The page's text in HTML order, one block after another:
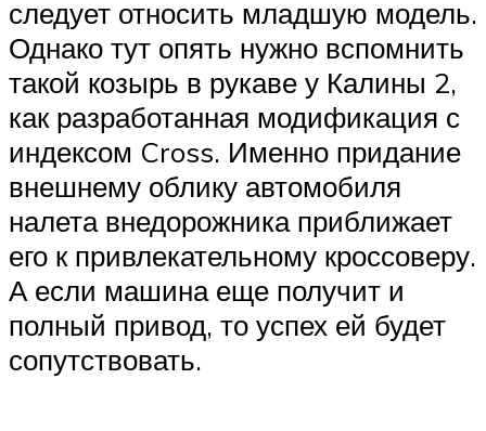
следует относить младшую модель.
Однако тут опять нужно вспомнить
такой козырь в рукаве у Калины 2,
как разработанная модификация с
индексом Cross. Именно придание
внешнему облику автомобиля
налета внедорожника приближает
его к привлекательному кроссоверу.
А если машина еще получит и
полный привод, то успех ей будет
сопутствовать.